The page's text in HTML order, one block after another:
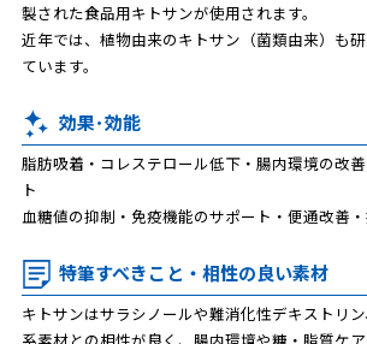
製された食品用キトサンが使用されます。
近年では、植物由来のキトサン（菌類由来）も
ています。
効果･効能
脂肪吸着・コレステロール低下・腸内環境の改
ト
血糖値の抑制・免疫機能のサポート・便通改善
特筆すべきこと・相性の良い素材
キトサンはサラシノールや難消化性デキストリ